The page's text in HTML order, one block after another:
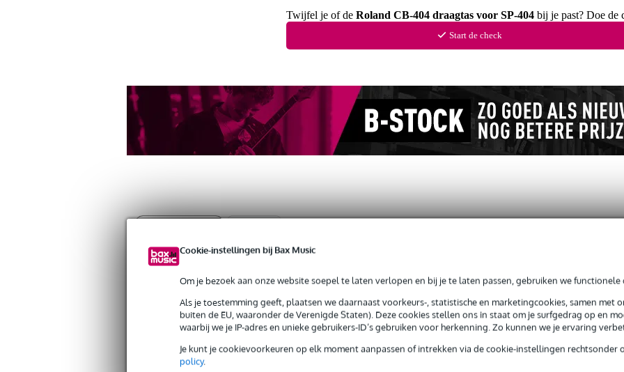
Cookie-instellingen bij Bax Music
Om je bezoek aan onze website soepel te laten verlopen en bij je te laten passen, gebruiken we functionele
Als je toestemming geeft, plaatsen we daarnaast voorkeurs-, statistische en marketingcookies, samen met
buiten de EU, waaronder de Verenigde Staten). Deze cookies stellen ons in staat om je surfgedrag op en
waarbij we je IP-adres en unieke gebruikers-ID’s gebruiken voor herkenning. Zo kunnen we je ervaring
Je kunt je cookievoorkeuren op elk moment aanpassen of intrekken via de cookie-instellingen rechtsonder
policy.
Twijfel je of de Roland CB-404 draagtas voor SP-404 bij je past? Doe de
Start de check
Roland CB-404 draagtas voor SP-404
Servicebelofte
Bax Music Garantie : Op dit product krijg je alleen garantie op fabrieksfouten.
Plus- en minpunten